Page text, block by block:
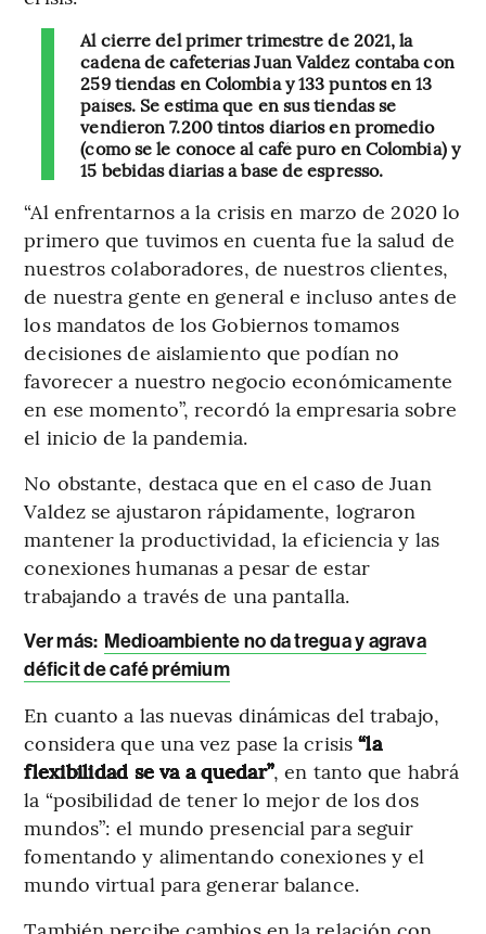
Al cierre del primer trimestre de 2021, la
cadena de cafeterías Juan Valdez contaba con
259 tiendas en Colombia y 133 puntos en 13
países. Se estima que en sus tiendas se
vendieron 7.200 tintos diarios en promedio
(como se le conoce al café puro en Colombia) y
15 bebidas diarias a base de espresso.
“Al enfrentarnos a la crisis en marzo de 2020 lo
primero que tuvimos en cuenta fue la salud de
nuestros colaboradores, de nuestros clientes,
de nuestra gente en general e incluso antes de
los mandatos de los Gobiernos tomamos
decisiones de aislamiento que podían no
favorecer a nuestro negocio económicamente
en ese momento”, recordó la empresaria sobre
el inicio de la pandemia.
No obstante, destaca que en el caso de Juan
Valdez se ajustaron rápidamente, lograron
mantener la productividad, la eficiencia y las
conexiones humanas a pesar de estar
trabajando a través de una pantalla.
Ver más: Medioambiente no da tregua y agrava
déficit de café prémium
En cuanto a las nuevas dinámicas del trabajo,
considera que una vez pase la crisis“la
flexibilidad se va a quedar”, en tanto que habrá
la “posibilidad de tener lo mejor de los dos
mundos”: el mundo presencial para seguir
fomentando y alimentando conexiones y el
mundo virtual para generar balance.